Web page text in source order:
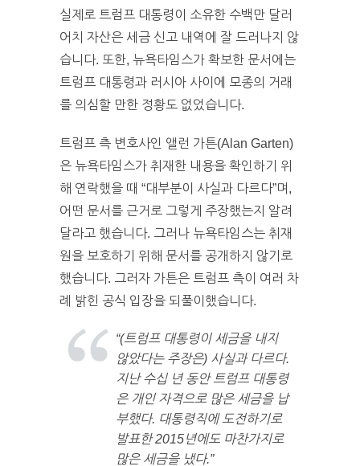
실제로 트럼프 대통령이 소유한 수백만 달러
어치 자산은 세금 신고 내역에 잘 드러나지 않
습니다. 또한, 뉴욕타임스가 확보한 문서에는
트럼프 대통령과 러시아 사이에 모종의 거래
를 의심할 만한 정황도 없었습니다.
트럼프 측 변호사인 앨런 가튼(Alan Garten)
은 뉴욕타임스가 취재한 내용을 확인하기 위
해 연락했을 때 “대부분이 사실과 다르다”며,
어떤 문서를 근거로 그렇게 주장했는지 알려
달라고 했습니다. 그러나 뉴욕타임스는 취재
원을 보호하기 위해 문서를 공개하지 않기로
했습니다. 그러자 가튼은 트럼프 측이 여러 차
례 밝힌 공식 입장을 되풀이했습니다.
“(트럼프 대통령이 세금을 내지
않았다는 주장은) 사실과 다르다.
지난 수십 년 동안 트럼프 대통령
은 개인 자격으로 많은 세금을 납
부했다. 대통령직에 도전하기로
발표한 2015년에도 마찬가지로
많은 세금을 냈다.”